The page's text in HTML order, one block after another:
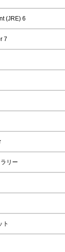
(JRE) 6
7
リー
ト